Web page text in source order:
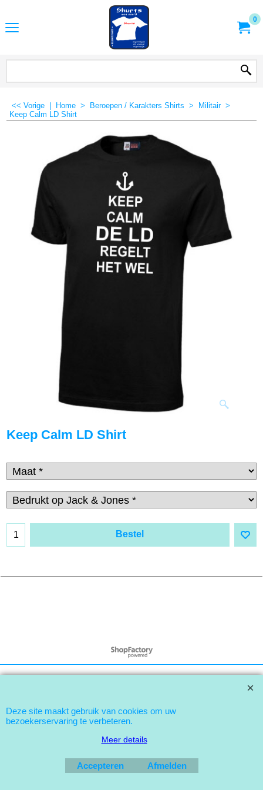
0
<< Vorige Home > Beroepen / Karakters Shirts > Militair>
Keep Calm LD Shirt
Keep Calm LD Shirt
Bestel
Webwinkel gemaakt met
ShopFactory webwinkel
Deze site maakt gebruik van cookies om uw
bezoekerservaring te verbeteren.
Meer details
Accepteren Afmelden